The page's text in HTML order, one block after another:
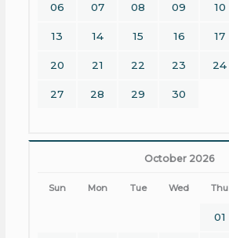
06 07 08 09 10
13 14 15 16 17
20 21 22 23 24
27 28 29 30
October 2026
Sun Mon Tue Wed Thu
01